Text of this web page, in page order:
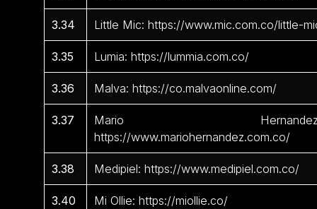
3.34 Little Mic: https://www.mic.com.co/little-
3.35 Lumia: https://lummia.com.co/
3.36 Malva: https://co.malvaonline.com/
3.37
Mario
https://www.mariohernandez.com.co/
3.38 Medipiel: https://www.medipiel.com.co/
3.40 Mi Ollie: https://miollie.co/